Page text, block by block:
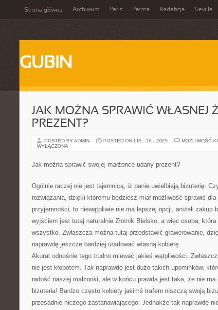
Strona główna Archiwum Paris Parma Redakcja Sevilla
GUBIN
JAK MOŻNA SPRAWIĆ WŁASNEJ
PREZENT?
POSTED BY ADMIN POSTED ON LIS - 16 - 2025
MOŻLIWOŚĆ
WYŁĄCZONA
Jak można sprawić swojej małżonce udany prezent?
Ogólnie raczej nie jest tajemnicą, iż panie uwielbiają biżuterię.
rozwiązania, dzięki któremu będziesz miał możliwość sprawić
przyjemności, to niewątpliwie nie ma lepszej opcji, aniżeli zakup
wyjściem jest tutaj naturalnie Złotnik Bielsko, a więc osoba,
wszystko. Zwłaszcza można tutaj przedstawić grawerowanie,
naprawdę jeszcze bardziej uradować własną kobietę.
Akurat odnośnie tego trudno miewać jakieś wątpliwości.
nie jest kłopotem. Tak naprawdę jest dużo takich upominków,
radość naszej małżonki, ale w końcu prawda jest taka, że nie
biżuteria! Bardzo często kobiety jakimś trafem niszczą swoją
przesadnie niczego zastanawiającego. Jednakże tak naprawdę